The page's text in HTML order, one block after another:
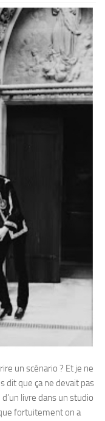
un scénario ? Et je ne
dit que ça ne devait pas
livre dans un studio
fortuitement on a